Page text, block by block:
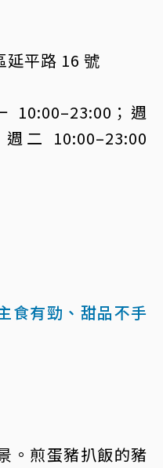
延平路 16 號
10:00–23:00；週
二 10:00–23:00
食有勁、甜品不手
。煎蛋豬扒飯的豬